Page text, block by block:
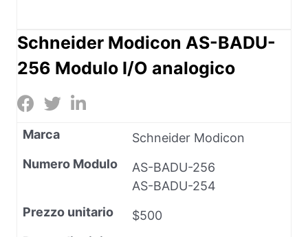
Schneider Modicon AS-BADU-
256 Modulo I/O analogico
Marca
Schneider Modicon
Numero Modulo
AS-BADU-256
AS-BADU-254
Prezzo unitario
$500